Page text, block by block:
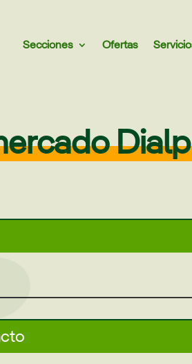
Secciones Ofertas